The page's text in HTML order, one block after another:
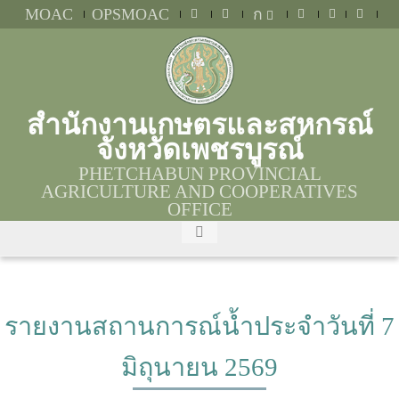
MOAC OPSMOAC ก
สำนักงานเกษตรและสหกรณ์
จังหวัดเพชรบูรณ์
PHETCHABUN PROVINCIAL
AGRICULTURE AND COOPERATIVES
OFFICE
รายงานสถานการณ์น้ำประจำวันที่ 7
มิถุนายน 2569